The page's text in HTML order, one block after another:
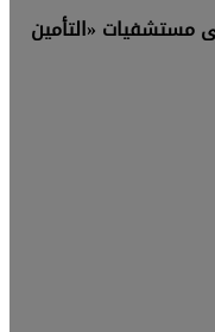
مستشفيات «التأمين